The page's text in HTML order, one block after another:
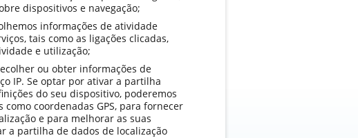
dispositivos e navegação;
informações de atividade
tais como as ligações clicadas,
e utilização;
ou obter informações de
IP. Se optar por ativar a partilha
do seu dispositivo, poderemos
coordenadas GPS, para fornecer
e para melhorar as suas
a partilha de dados de localização